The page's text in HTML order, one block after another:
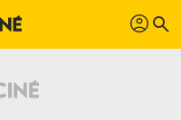
profil search